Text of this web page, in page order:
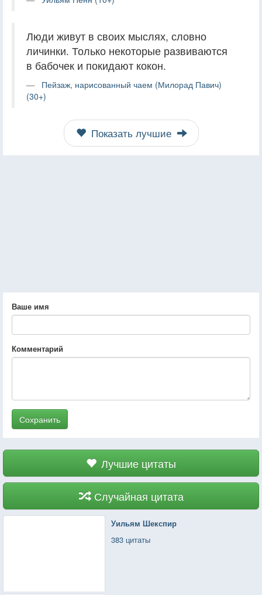
Люди живут в своих мыслях, словно
личинки. Только некоторые развиваются
в бабочек и покидают кокон.
Пейзаж, нарисованный чаем (Милорад Павич)
(30+)
Показать лучшие
Ваше имя
Комментарий
Сохранить
Лучшие цитаты
Случайная цитата
Уильям Шекспир
383 цитаты